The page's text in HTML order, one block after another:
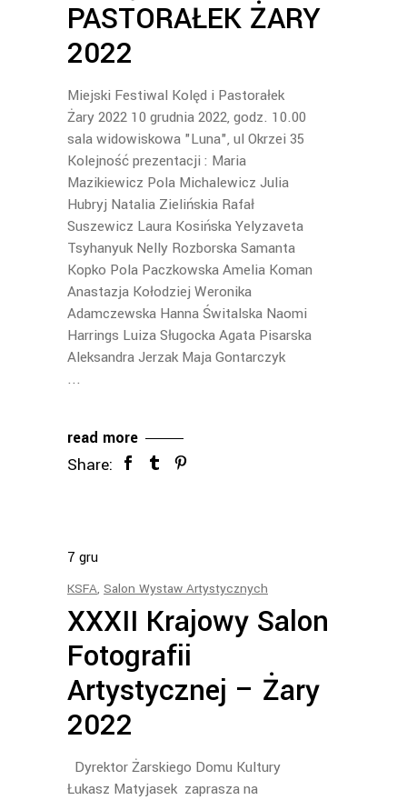
PASTORAŁEK ŻARY
2022
Miejski Festiwal Kolęd i Pastorałek
Żary 2022 10 grudnia 2022, godz. 10.00
sala widowiskowa "Luna", ul Okrzei 35
Kolejność prezentacji : Maria
Mazikiewicz Pola Michalewicz Julia
Hubryj Natalia Zielińskia Rafał
Suszewicz Laura Kosińska Yelyzaveta
Tsyhanyuk Nelly Rozborska Samanta
Kopko Pola Paczkowska Amelia Koman
Anastazja Kołodziej Weronika
Adamczewska Hanna Świtalska Naomi
Harrings Luiza Sługocka Agata Pisarska
Aleksandra Jerzak Maja Gontarczyk
read more
Share:
7 gru
KSFA, Salon Wystaw Artystycznych
XXXII Krajowy Salon
Fotografii
Artystycznej – Żary
2022
Dyrektor Żarskiego Domu Kultury
Łukasz Matyjasek zaprasza na